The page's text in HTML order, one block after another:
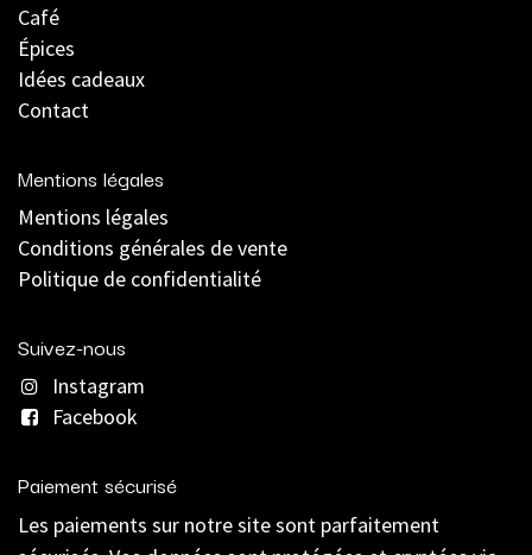
Café
Épices
Idées cadeaux
Contact
Mentions légales
Mentions légales
Conditions générales de vente
Politique de confidentialité
Suivez-nous
Instagram
Facebook
Paiement sécurisé
Les paiements sur notre site sont parfaitement